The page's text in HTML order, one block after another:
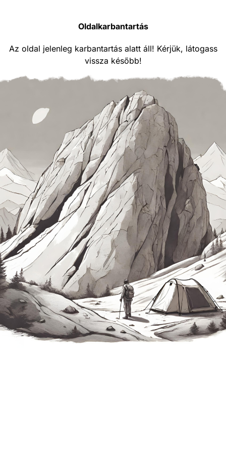
Oldalkarbantartás
Az oldal jelenleg karbantartás alatt áll! Kérjük, látogass
vissza később!